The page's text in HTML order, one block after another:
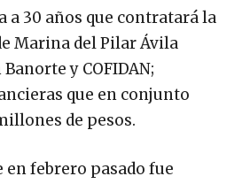
a 30 años que contratará la
Marina del Pilar Ávila
y COFIDAN;
que en conjunto
de pesos.
en febrero pasado fue